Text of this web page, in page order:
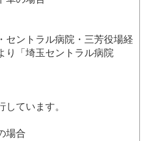
セントラル病院・三芳役場経
り「埼玉セントラル病院
ています。
場合